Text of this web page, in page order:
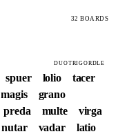
32 BOARDS
DUOTRIGORDLE
spuer lolio
tacer
magis
grano
preda multe
virga
nutar vadar
latio